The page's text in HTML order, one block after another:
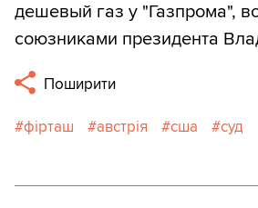
дешевый газ у "Газпрома",
союзниками президента
Поширити
фірташ австрія сша суд